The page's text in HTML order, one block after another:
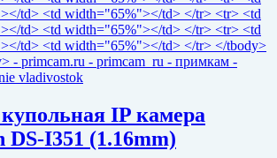
IP камера
DS-I351 (1.16mm)